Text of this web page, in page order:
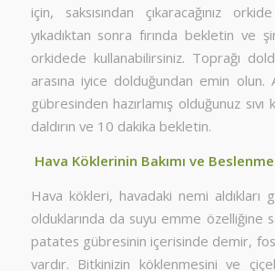
için, saksısından çıkaracağınız
yıkadıktan sonra fırında bekletin ve
orkidede kullanabilirsiniz. Toprağı
arasına iyice dolduğundan emin
gübresinden hazırlamış olduğunuz sıvı
daldırın ve 10 dakika bekletin.
Hava Köklerinin Bakımı ve
Hava kökleri, havadaki nemi aldıkları
olduklarında da suyu emme özelliğine
patates gübresinin içerisinde demir,
vardır. Bitkinizin köklenmesini ve